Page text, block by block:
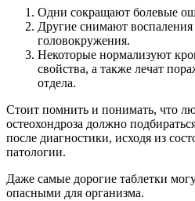
Одни сокращают болевые
Другие снимают воспаления
головокружения.
Некоторые нормализуют
свойства, а также лечат
отдела.
Стоит помнить и понимать, что
остеохондроза должно
после диагностики, исходя из
патологии.
Даже самые дорогие таблетки
опасными для организма.